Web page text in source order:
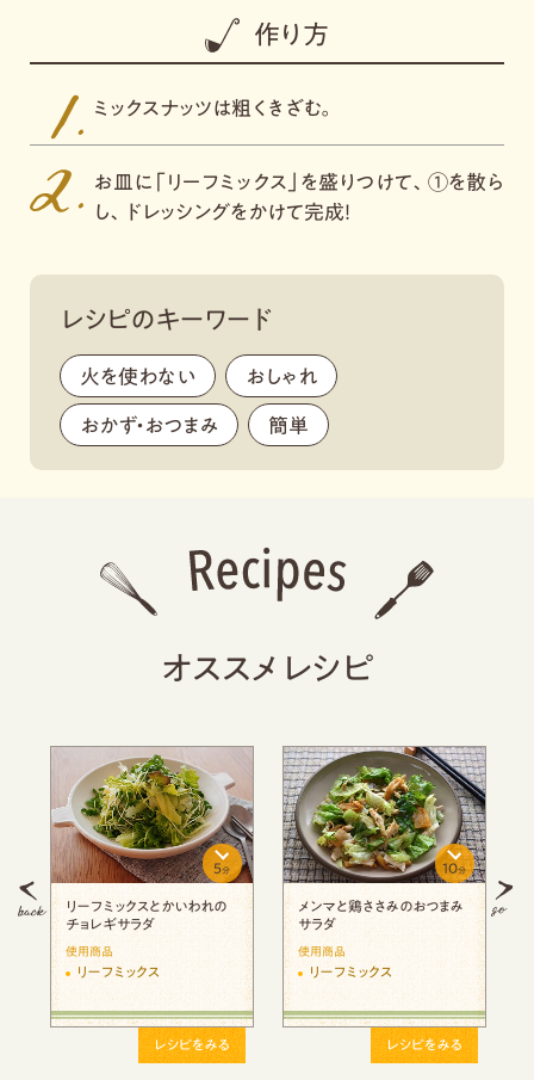
作り方
ミックスナッツは粗くきざむ。
お皿に「リーフミックス」を盛りつけて、①を散ら
し、ドレッシングをかけて完成！
レシピのキーワード
火を使わない , おしゃれ ,
おかず・おつまみ , 簡単 ,
オススメレシピ
リーフミックスとかいわれの
チョレギサラダ
5分
使用商品
リーフミックス
レシピをみる
メンマと鶏ささみのおつまみ
サラダ
10分
使用商品
リーフミックス
レシピをみる